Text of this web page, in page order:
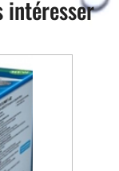
intéresser